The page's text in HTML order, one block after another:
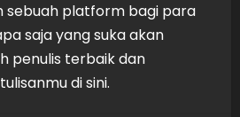
sebuah platform bagi para
saja yang suka akan
penulis terbaik dan
di sini.